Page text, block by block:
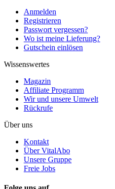
Anmelden
Registrieren
Passwort vergessen?
Wo ist meine Lieferung?
Gutschein einlösen
Wissenswertes
Magazin
Affiliate Programm
Wir und unsere Umwelt
Rückrufe
Über uns
Kontakt
Über VitalAbo
Unsere Gruppe
Freie Jobs